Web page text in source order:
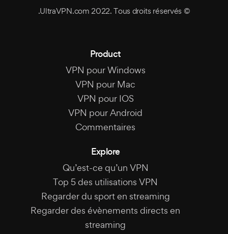
© UltraVPN.com 2022. Tous droits réservés.
Product
VPN pour Windows
VPN pour Mac
VPN pour IOS
VPN pour Android
Commentaires
Explore
Qu’est-ce qu’un VPN
Top 5 des utilisations VPN
Regarder du sport en streaming
Regarder des évènements directs en
streaming